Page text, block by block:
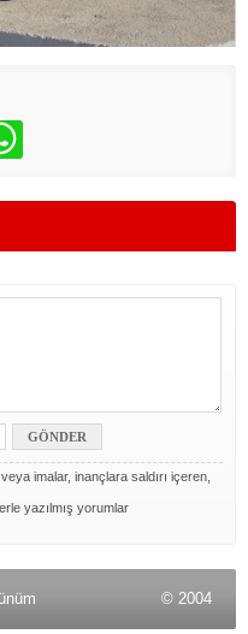
imalar, inançlara saldırı içeren,
yazılmış yorumlar
© 2004